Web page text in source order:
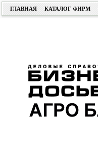
ГЛАВНАЯ КАТАЛОГ ФИРМ